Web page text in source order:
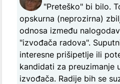
"Preteško" bi bilo.
opskurna (neprozirna)
odnosa između
"izvođača radova".
interesne prišipetlje ili
kandidati za preuzimanje
izvođača. Radije bih se